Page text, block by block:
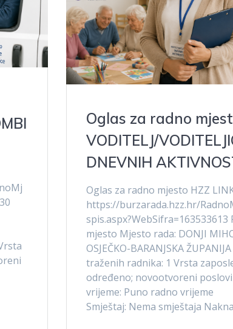
Oglas za radno
VODITELJ/
DNEVNIH
Oglas za radno mjesto HZZ
https://burzarada.hzz.hr/
spis.aspx?WebSifra=163533613
mjesto Mjesto rada: DONJI
OSJEČKO-BARANJSKA
traženih radnika: 1 Vrsta
određeno; novootvoreni poslovi
vrijeme: Puno radno vrijeme
Smještaj: Nema smještaja